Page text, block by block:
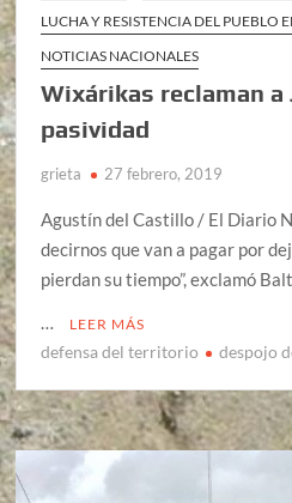
LUCHA Y RESISTENCIA DEL PUEBLO
NOTICIAS NACIONALES
Wixárikas reclaman a
pasividad
grieta 27 febrero, 2019
Agustín del Castillo / El Diario
decirnos que van a pagar por
pierdan su tiempo”, exclamó
…
LEER MÁS
defensa del territorio despojo